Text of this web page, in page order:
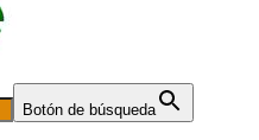
Botón de búsqueda